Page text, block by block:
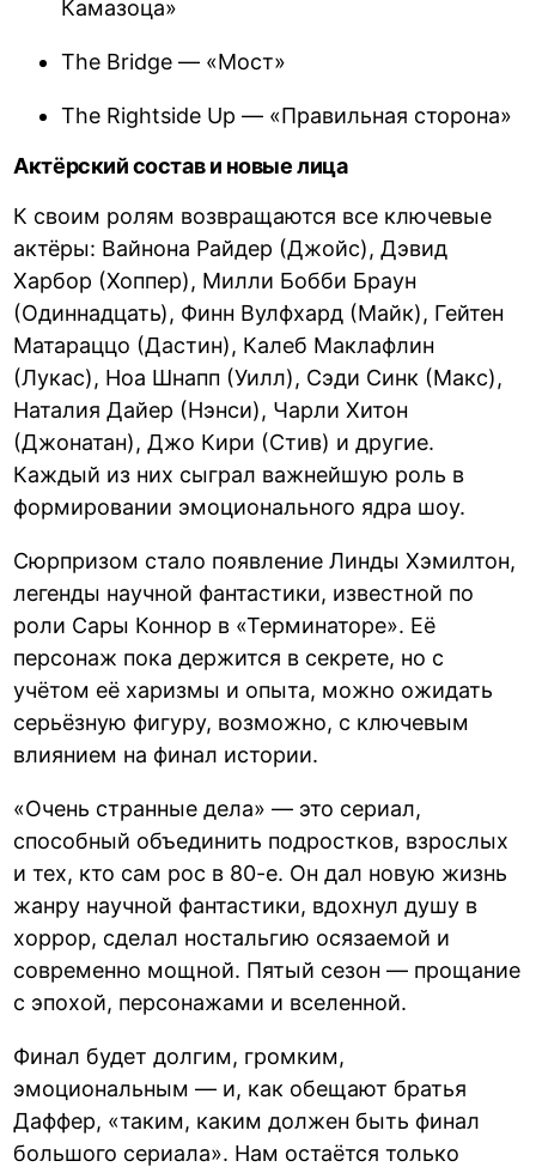
Камазоца»
The Bridge — «Мост»
The Rightside Up — «Правильная сторона»
Актёрский состав и новые лица
К своим ролям возвращаются все ключевые
актёры: Вайнона Райдер (Джойс), Дэвид
Харбор (Хоппер), Милли Бобби Браун
(Одиннадцать), Финн Вулфхард (Майк), Гейтен
Матараццо (Дастин), Калеб Маклафлин
(Лукас), Ноа Шнапп (Уилл), Сэди Синк (Макс),
Наталия Дайер (Нэнси), Чарли Хитон
(Джонатан), Джо Кири (Стив) и другие.
Каждый из них сыграл важнейшую роль в
формировании эмоционального ядра шоу.
Сюрпризом стало появление Линды Хэмилтон,
легенды научной фантастики, известной по
роли Сары Коннор в «Терминаторе». Её
персонаж пока держится в секрете, но с
учётом её харизмы и опыта, можно ожидать
серьёзную фигуру, возможно, с ключевым
влиянием на финал истории.
«Очень странные дела» — это сериал,
способный объединить подростков, взрослых
и тех, кто сам рос в 80-е. Он дал новую жизнь
жанру научной фантастики, вдохнул душу в
хоррор, сделал ностальгию осязаемой и
современно мощной. Пятый сезон — прощание
с эпохой, персонажами и вселенной.
Финал будет долгим, громким,
эмоциональным — и, как обещают братья
Даффер, «таким, каким должен быть финал
большого сериала». Нам остаётся только